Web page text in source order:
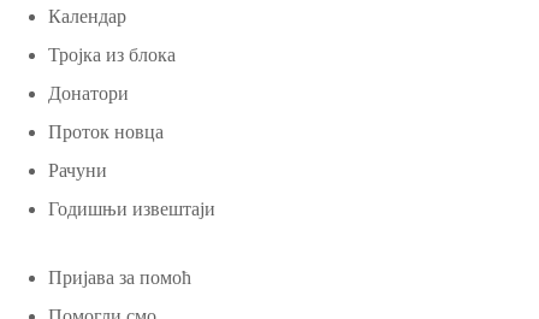
Календар
Тројка из блока
Донатори
Проток новца
Рачуни
Годишњи извештаји
Пријава за помоћ